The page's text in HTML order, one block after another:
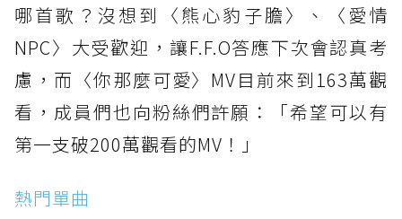
哪首歌？沒想到〈熊心豹子膽〉、〈愛情
NPC〉大受歡迎，讓F.F.O答應下次會認真考
慮，而〈你那麼可愛〉MV目前來到163萬觀
看，成員們也向粉絲們許願：「希望可以有
第一支破200萬觀看的MV！」
熱門單曲